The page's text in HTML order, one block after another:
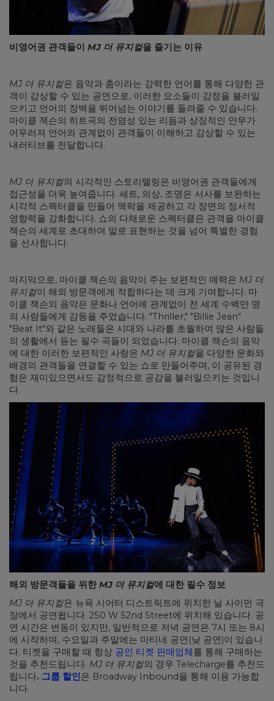
비영어권 관객들이 MJ 더 뮤지컬을 즐기는 이유
MJ 더 뮤지컬은 음악과 춤이라는 강력한 언어를 통해 다양한 관
객이 감상할 수 있는 공연으로, 이러한 요소들이 감정을 불러일
으키고 언어의 장벽을 뛰어넘는 이야기를 들려줄 수 있습니다.
마이클 잭슨의 히트곡의 전염성 있는 리듬과 상징적인 안무가
어우러져 언어와 관계없이 관객들이 이해하고 감상할 수 있는
내러티브를 전달합니다.
MJ 더 뮤지컬의 시각적인 스토리텔링은 비영어권 관객들에게
접근성을 더욱 높여줍니다. 세트, 의상, 조명은 서사를 보완하는
시각적 스펙터클을 만들어 맥락을 제공하고 각 장면의 정서적
영향력을 강화합니다. 쇼의 다채로운 스펙터클은 관객을 마이클
잭슨의 세계로 초대하여 말로 표현하는 것을 넘어 특별한 경험
을 선사합니다.
마지막으로, 마이클 잭슨의 음악이 주는 보편적인 매력은 MJ 더
뮤지컬이 해외 방문객에게 적합하다는 데 크게 기여합니다. 마
이클 잭슨의 음악은 문화나 언어에 관계없이 전 세계 수백만 명
의 사람들에게 감동을 주었습니다. "Thriller," "Billie Jean“
"Beat It"와 같은 노래들은 시대와 나라를 초월하여 많은 사람들
의 생활에서 듣는 필수 곡들이 되었습니다. 마이클 잭슨의 음악
에 대한 이러한 보편적인 사랑은 MJ 더 뮤지컬을 다양한 문화와
배경의 관객들을 연결할 수 있는 쇼로 만들어주며, 이 공유된 경
험은 재미있으면서도 감정적으로 공감을 불러일으키는 것입니
다.
해외 방문객들을 위한 MJ 더 뮤지컬에 대한 필수 정보
MJ 더 뮤지컬은 뉴욕 시어터 디스트릭트에 위치한 닐 사이먼 극
장에서 공연됩니다. 250 W 52nd Street에 위치해 있습니다. 공
연 시간은 변동이 있지만, 일반적으로 저녁 공연은 7시 또는 8시
에 시작하며, 수요일과 주말에는 마티네 공연(낮 공연)이 있습니
다. 티켓을 구매할 때 항상 공인 티켓 판매업체를 통해 구매하는
것을 추천드립니다. MJ 더 뮤지컬의 경우 Telecharge를 추천드
립니다. 그룹 할인은 Broadway Inbound을 통해 이용 가능합
니다.